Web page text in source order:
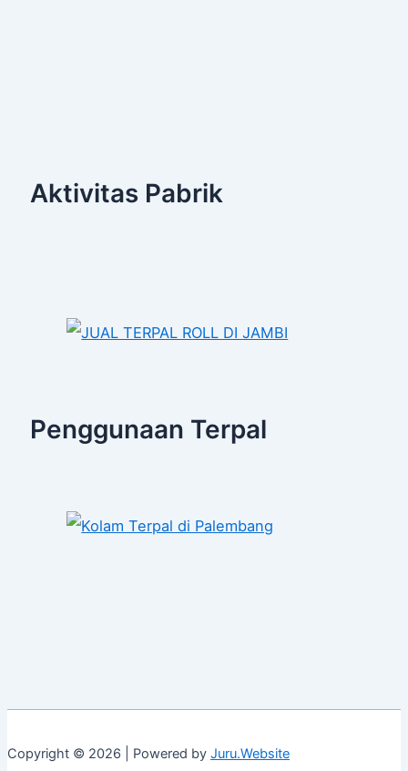
Aktivitas Pabrik
Penggunaan Terpal
Copyright © 2026 | Powered by Juru.Website